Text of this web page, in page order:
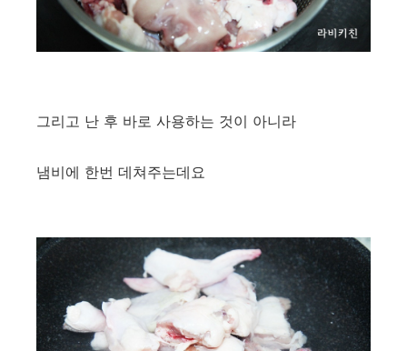
그리고 난 후 바로 사용하는 것이 아니라
냄비에 한번 데쳐주는데요